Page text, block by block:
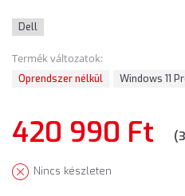
Dell
Termék változatok:
Oprendszer nélkül Windows 11
420 990 Ft
Nincs készleten